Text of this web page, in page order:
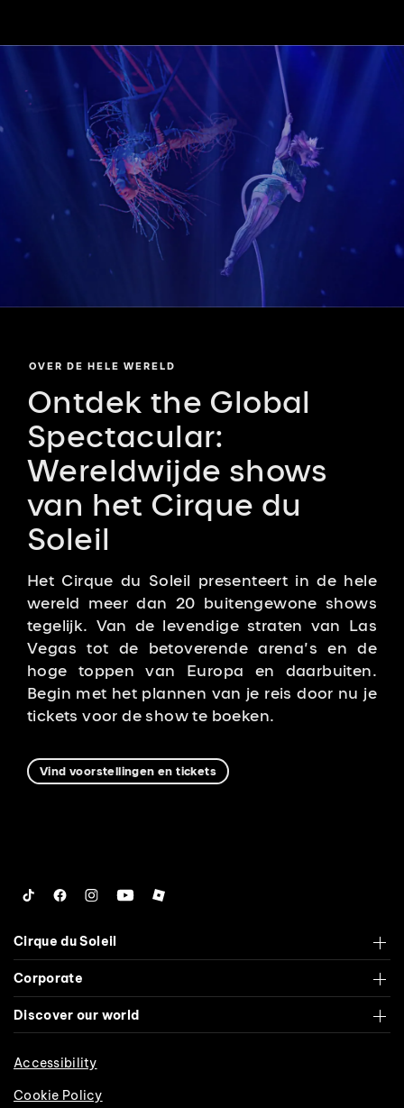
OVER DE HELE WERELD
Ontdek the Global
Spectacular:
Wereldwijde shows
van het Cirque du
Soleil
Het Cirque du Soleil presenteert in de hele
wereld meer dan 20 buitengewone shows
tegelijk. Van de levendige straten van Las
Vegas tot de betoverende arena’s en de
hoge toppen van Europa en daarbuiten.
Begin met het plannen van je reis door nu je
tickets voor de show te boeken.
Vind voorstellingen en tickets
TiktokFacebook
Instagram
YouTube
Roblox
Cirque du Soleil
Corporate
Discover our world
Accessibility
Cookie Policy